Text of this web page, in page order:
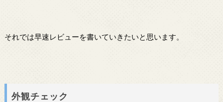
それでは早速レビューを書いていきたいと思います。
外観チェック